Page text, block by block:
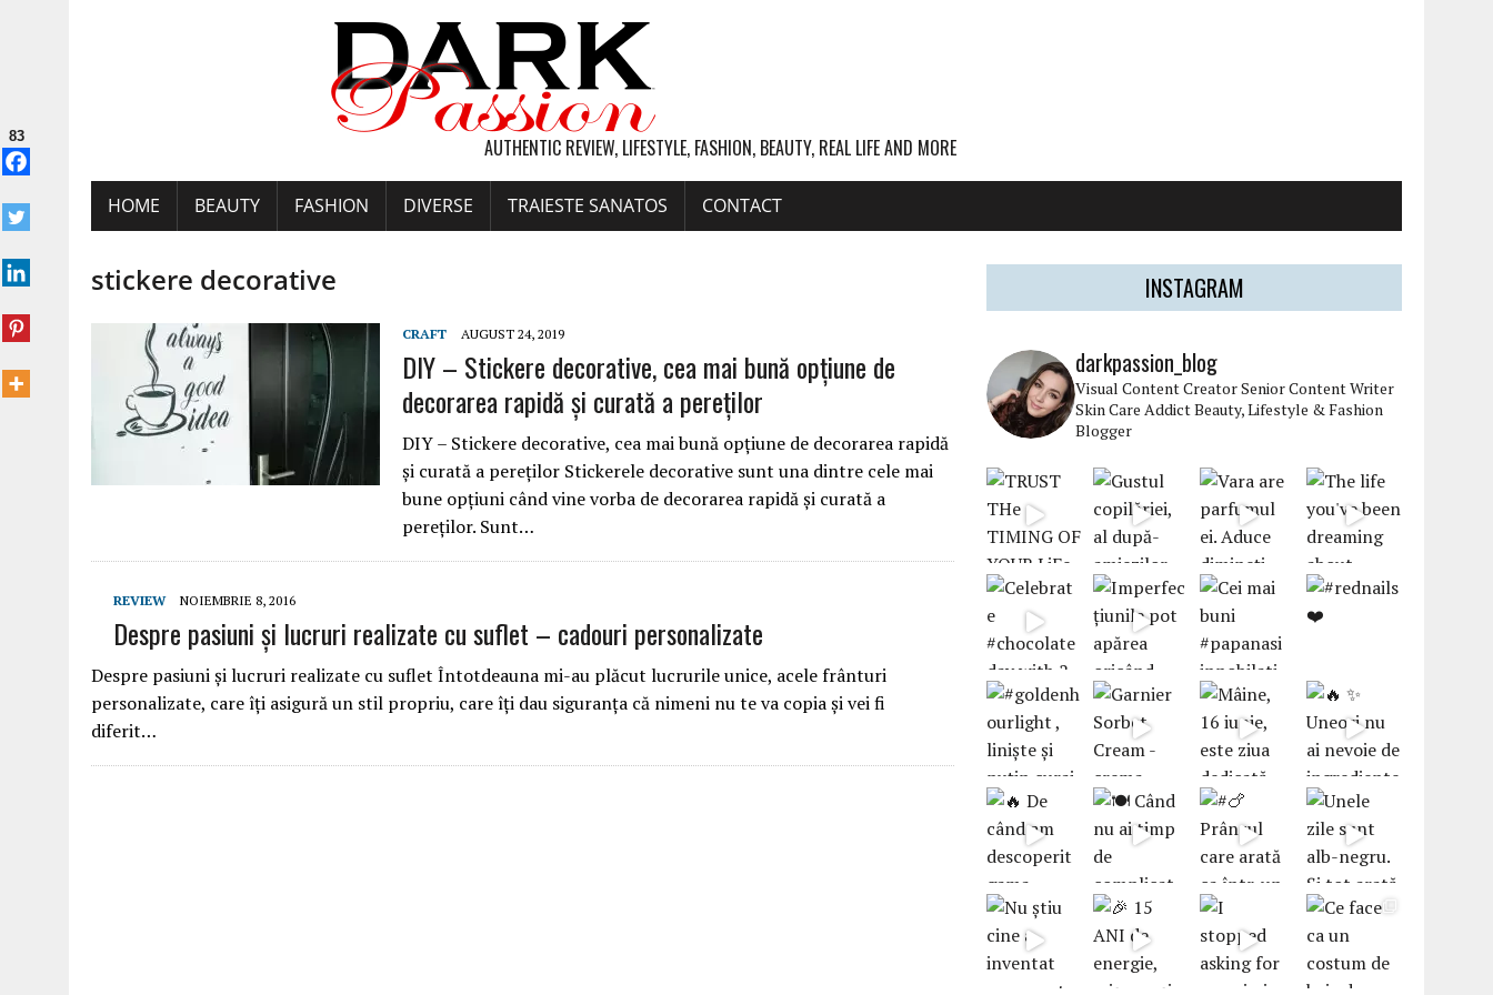
AUTHENTIC REVIEW, LIFESTYLE, FASHION, BEAUTY, REAL LIFE AND MORE
HOME BEAUTY FASHION DIVERSE TRAIESTE SANATOS CONTACT
stickere decorative
CRAFT AUGUST 24, 2019
DIY – Stickere decorative, cea mai bună opţiune de
decorarea rapidă și curată a pereților
DIY – Stickere decorative, cea mai bună opţiune de decorarea rapidă
și curată a pereților Stickerele decorative sunt una dintre cele mai
bune opțiuni când vine vorba de decorarea rapidă și curată a
pereților. Sunt…
83
REVIEW NOIEMBRIE 8, 2016
Despre pasiuni şi lucruri realizate cu suflet – cadouri personalizate
Despre pasiuni şi lucruri realizate cu suflet Întotdeauna mi-au plăcut lucrurile unice, acele frânturi
personalizate, care îţi asigură un stil propriu, care îţi dau siguranţa că nimeni nu te va copia şi vei fi
diferit…
INSTAGRAM
darkpassion_blog
Visual Content CreatorSenior Content Writer
Skin Care AddictBeauty, Lifestyle & Fashion
Blogger